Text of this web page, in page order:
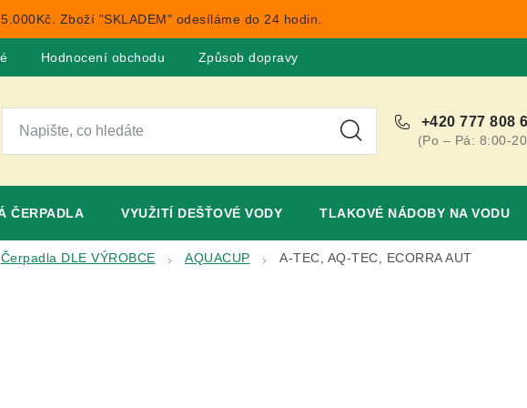
Zboží "SKLADEM" odesíláme do 24 hodin.
Hodnocení obchodu Způsob dopravy
+420 777 808
(Po – Pá: 8:00-
ČERPADLA VYUŽITÍ DEŠŤOVÉ VODY TLAKOVÉ NÁDOBY NA VODU
Čerpadla DLE VÝROBCE AQUACUP A-TEC, AQ-TEC, ECORRA AUT